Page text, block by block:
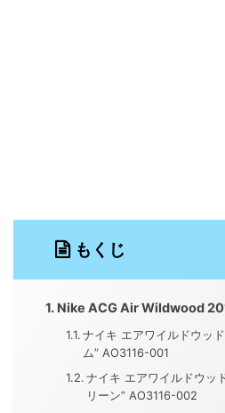
もくじ
Nike ACG Air Wildwood
ナイキ エアワイルドウッ
ム” AO3116-001
ナイキ エアワイルドウッ
リーン” AO3116-002